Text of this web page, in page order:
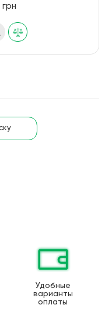
грн
Удобные
варианты
оплаты